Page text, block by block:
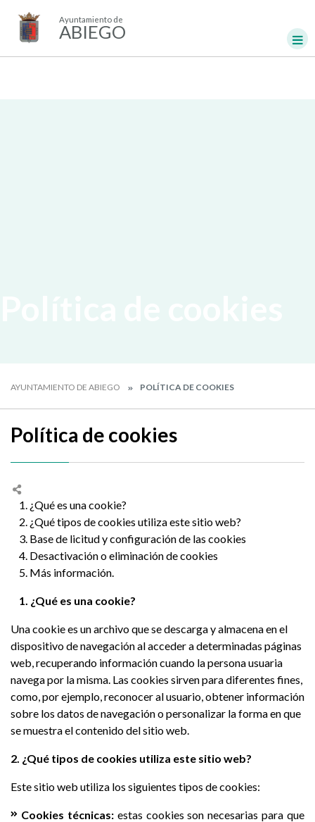
Ayuntamiento de
ABIEGO
AYUNTAMIENTO DE ABIEGO POLÍTICA DE COOKIES
Política de cookies
1. ¿Qué es una cookie?
2. ¿Qué tipos de cookies utiliza este sitio web?
3. Base de licitud y configuración de las cookies
4. Desactivación o eliminación de cookies
5. Más información.
1. ¿Qué es una cookie?
Una cookie es un archivo que se descarga y almacena en el
dispositivo de navegación al acceder a determinadas páginas
web, recuperando información cuando la persona usuaria
navega por la misma. Las cookies sirven para diferentes fines,
como, por ejemplo, reconocer al usuario, obtener información
sobre los datos de navegación o personalizar la forma en que
se muestra el contenido del sitio web.
2. ¿Qué tipos de cookies utiliza este sitio web?
Este sitio web utiliza los siguientes tipos de cookies:
Cookies técnicas:estas cookies son necesarias para que